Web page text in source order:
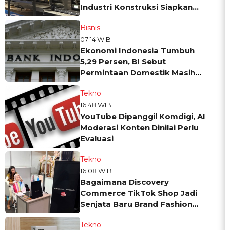
Industri Konstruksi Siapkan
Bisnis
07:14 WIB
Ekonomi Indonesia Tumbuh
5,29 Persen, BI Sebut
Permintaan Domestik Masih
Tekno
16:48 WIB
YouTube Dipanggil Komdigi, AI
Moderasi Konten Dinilai Perlu
Evaluasi
Tekno
16:08 WIB
Bagaimana Discovery
Commerce TikTok Shop Jadi
Senjata Baru Brand Fashion
Tekno